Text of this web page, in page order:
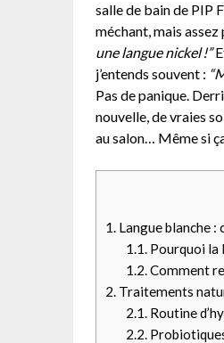
salle de bain de PIP
méchant, mais
une langue nickel !”
j’entends souvent :
Pas de panique.
nouvelle, de vraies
au salon… Même si
1. Langue blanche :
1.1. Pourquoi la
1.2. Comment
2. Traitements
2.1. Routine
2.2.